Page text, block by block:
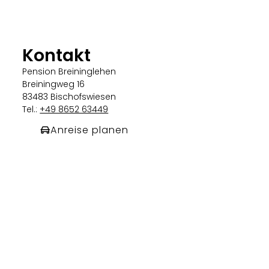
Kontakt
Pension Breininglehen
Breiningweg 16
83483 Bischofswiesen
Tel.:+49 8652 63449
Anreise planen